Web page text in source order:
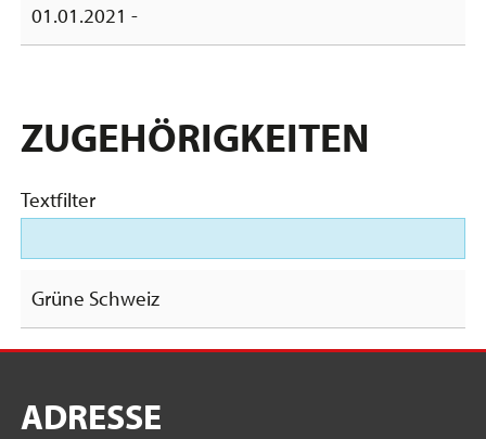
01.01.2021 -
ZUGEHÖRIGKEITEN
Textfilter
Grüne Schweiz
ADRESSE